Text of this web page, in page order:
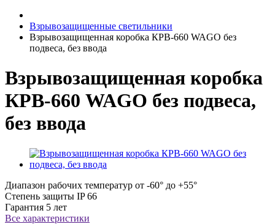
Взрывозащищенные светильники
Взрывозащищенная коробка КРВ-660 WAGO без
подвеса, без ввода
Взрывозащищенная коробка
КРВ-660 WAGO без подвеса,
без ввода
Диапазон рабочих температур от -60° до +55°
Степень защиты IP 66
Гарантия 5 лет
Все характеристики